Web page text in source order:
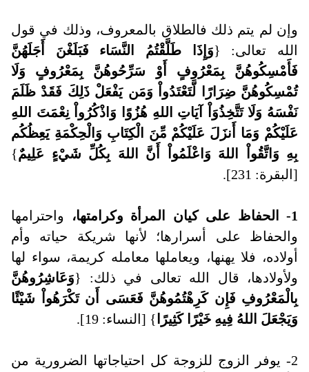
وإن لم يتم ذلك فالطلاق بالمعروف، وذلك في قول
الله تعالى: {وَإِذَا طَلَّقْتُمُ النَّسَاء فَبَلَغْنَ أَجَلَهُنَّ
فَأَمْسِكُوهُنَّ بِمَعْرُوفٍ أَوْ سَرِّحُوهُنَّ بِمَعْرُوفٍ وَلَا
تُمْسِكُوهُنَّ ضِرَارًا لَّتَعْتَدُواْ وَمَن يَفْعَلْ ذَلِكَ فَقَدْ ظَلَمَ
نَفْسَهُ وَلَا تَتَّخِذُوَاْ آيَاتِ اللهِ هُزُوًا وَاذْكُرُواْ نِعْمَتَ اللهِ
عَلَيْكُمْ وَمَا أَنزَلَ عَلَيْكُمْ مِّنَ الْكِتَابِ وَالْحِكْمَةِ يَعِظُكُم
بِهِ وَاتَّقُواْ اللهَ وَاعْلَمُواْ أَنَّ اللهَ بِكُلِّ شَيْءٍ عَلِيمٌ}
[البقرة: 231].
1- الحفاظ على كيان المرأة وكرامتها،
واحترامها
والحفاظ على أسرارها؛ لأنها شريكة حياته وأم
أولاده، فلا يهنها، ويعاملها معامله كريمة، سواء لها
ولأولادها، قال الله تعالى في ذلك: {وَعَاشِرُوهُنَّ
بِالْمَعْرُوفِ فَإِن كَرِهْتُمُوهُنَّ فَعَسَى أَن تَكْرَهُواْ شَيْئًا
وَيَجْعَلَ اللهُ فِيهِ خَيْرًا كَثِيرًا } [النساء: 19].
2- يوفر الزوج للزوجة كل احتياجاتها الضرورية من